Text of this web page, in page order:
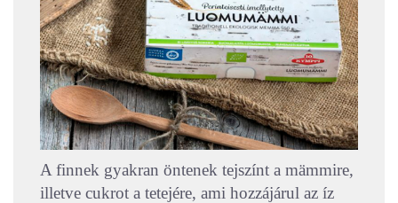
A finnek gyakran öntenek tejszínt a mämmire,
illetve cukrot a tetejére, ami hozzájárul az íz